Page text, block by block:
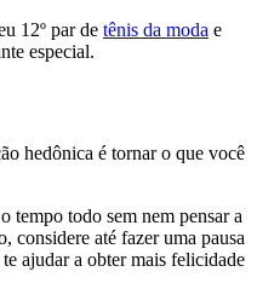
12º par de tênis da moda e
especial.
hedônica é tornar o que você
tempo todo sem nem pensar a
considere até fazer uma pausa
ajudar a obter mais felicidade